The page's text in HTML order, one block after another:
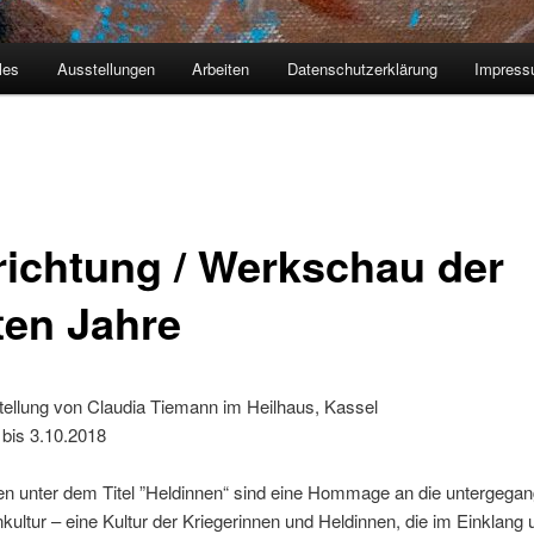
Ausstellungen Arbeiten Datenschutzerklärung
/ Werkschau der
Jahre
von Claudia Tiemann im Heilhaus, Kassel
3.10.2018
unter dem Titel ”Heldinnen“ sind eine Hommage an die
– eine Kultur der Kriegerinnen und Heldinnen, die im Einklang